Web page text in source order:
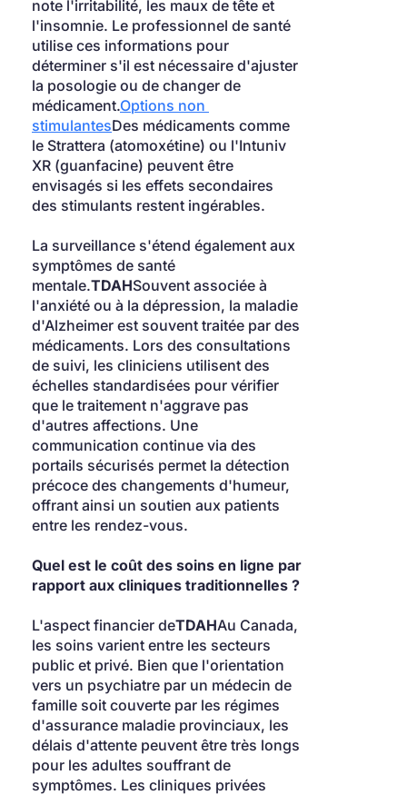
note l'irritabilité, les maux de tête et
l'insomnie. Le professionnel de santé
utilise ces informations pour
déterminer s'il est nécessaire d'ajuster
la posologie ou de changer de
médicament.Options non
stimulantesDes médicaments comme
le Strattera (atomoxétine) ou l'Intuniv
XR (guanfacine) peuvent être
envisagés si les effets secondaires
des stimulants restent ingérables.
La surveillance s'étend également aux
symptômes de santé
mentale.TDAHSouvent associée à
l'anxiété ou à la dépression, la maladie
d'Alzheimer est souvent traitée par des
médicaments. Lors des consultations
de suivi, les cliniciens utilisent des
échelles standardisées pour vérifier
que le traitement n'aggrave pas
d'autres affections. Une
communication continue via des
portails sécurisés permet la détection
précoce des changements d'humeur,
offrant ainsi un soutien aux patients
entre les rendez-vous.
Quel est le coût des soins en ligne par
rapport aux cliniques traditionnelles ?
L'aspect financier deTDAHAu Canada,
les soins varient entre les secteurs
public et privé. Bien que l'orientation
vers un psychiatre par un médecin de
famille soit couverte par les régimes
d'assurance maladie provinciaux, les
délais d'attente peuvent être très longs
pour les adultes souffrant de
symptômes. Les cliniques privées